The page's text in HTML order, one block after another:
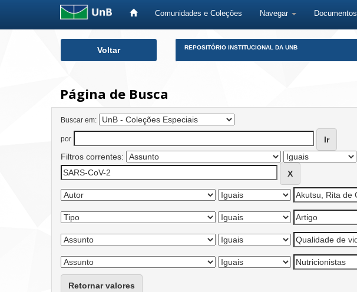
Comunidades e Coleções Navegar Documentos
Voltar REPOSITÓRIO INSTITUCIONAL DA UNB
Página de Busca
Buscar em:
por
Filtros correntes:
Retornar valores